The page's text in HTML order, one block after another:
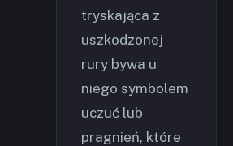
tryskająca z
uszkodzonej
rury bywa u
niego symbolem
uczuć lub
pragnień, które